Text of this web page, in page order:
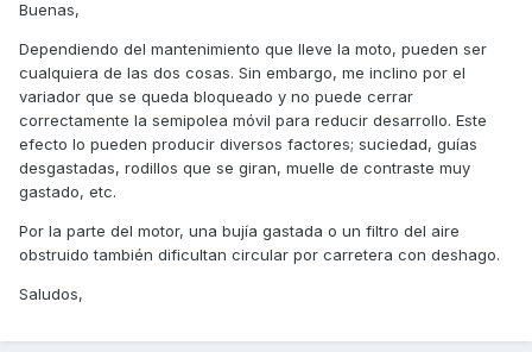
revoluciones y por mas que de gas, sigue bajando
velocidad, en una cuesta para ir en 3ra y dar gas a tope,
irias viendo como el coche pierde velocidad, a la ves que
escuchas que el gas esta a tope, pero no gana rpms y
cada ves menos velocidad....
la cuestion es que doy un par de frenadas, detengo la moto
y aceleron para adelante y ya, problema olvidado hasta
por debajo de esa velocidad, anda sin problemas... en
ciudad, a menos de 50km/hr, anda perfecto... claro, nunca
sube tanto de vueltas, no pasa de las 6000rpm... la moto a
Buenas,
Dependiendo del mantenimiento que lleve la moto, pueden ser
cualquiera de las dos cosas. Sin embargo, me inclino por el
variador que se queda bloqueado y no puede cerrar
correctamente la semipolea móvil para reducir desarrollo. Este
efecto lo pueden producir diversos factores; suciedad, guías
desgastadas, rodillos que se giran, muelle de contraste muy
gastado, etc.
Por la parte del motor, una bujía gastada o un filtro del aire
obstruido también dificultan circular por carretera con deshago.
Saludos,